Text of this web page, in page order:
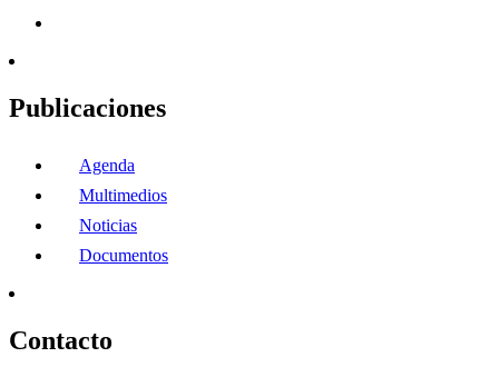
Publicaciones
Agenda
Multimedios
Noticias
Documentos
Contacto